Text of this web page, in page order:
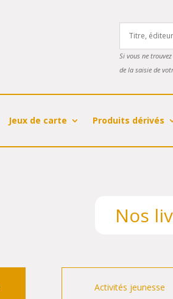
Si vous ne
de la saisie de
Jeux de carte Produits dérivés
Nos
Activités jeunesse